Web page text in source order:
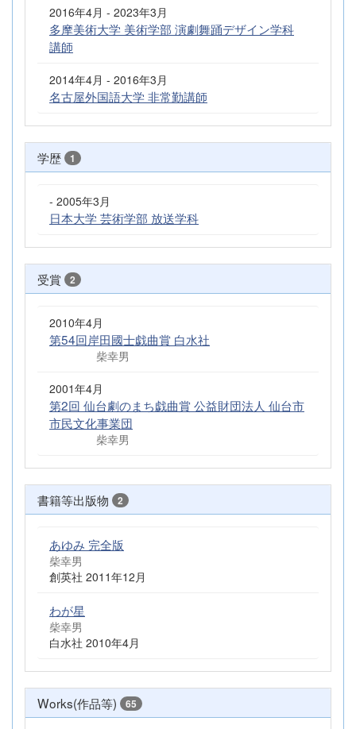
2016年4月 - 2023年3月
多摩美術大学 美術学部 演劇舞踊デザイン学科
講師
2014年4月 - 2016年3月
名古屋外国語大学 非常勤講師
学歴 1
- 2005年3月
日本大学 芸術学部 放送学科
受賞 2
2010年4月
第54回岸田國士戯曲賞 白水社
柴幸男
2001年4月
第2回 仙台劇のまち戯曲賞 公益財団法人 仙台市
市民文化事業団
柴幸男
書籍等出版物 2
あゆみ 完全版
柴幸男
創英社 2011年12月
わが星
柴幸男
白水社 2010年4月
Works(作品等) 65